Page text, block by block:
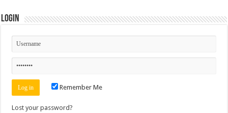
Login
Remember Me
Lost your password?